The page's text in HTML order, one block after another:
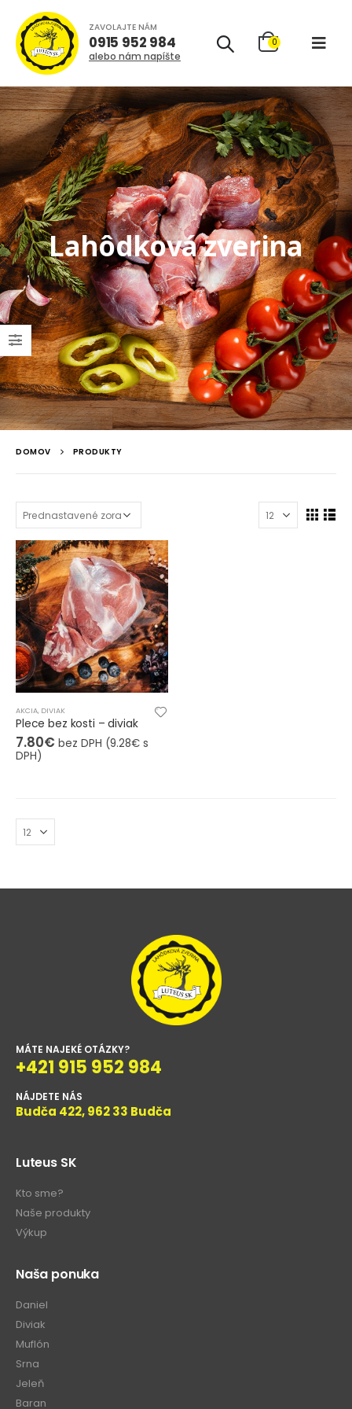
ZAVOLAJTE NÁM
0915 952 984
alebo nám napíšte
0
Lahôdková zverina
DOMOV PRODUKTY
AKCIA, DIVIAK
Plece bez kosti – diviak
7.80€ bez DPH (9.28€ s
DPH)
MÁTE NAJEKÉ OTÁZKY?
+421 915 952 984
NÁJDETE NÁS
Budča 422, 962 33 Budča
Luteus SK
Kto sme?
Naše produkty
Výkup
Naša ponuka
Daniel
Diviak
Muflón
Srna
Jeleň
Baran